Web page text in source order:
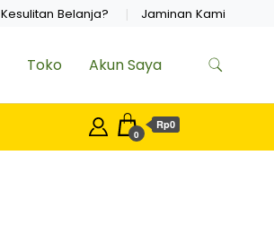
Kesulitan Belanja? Jaminan Kami
Toko Akun Saya
0
Rp0